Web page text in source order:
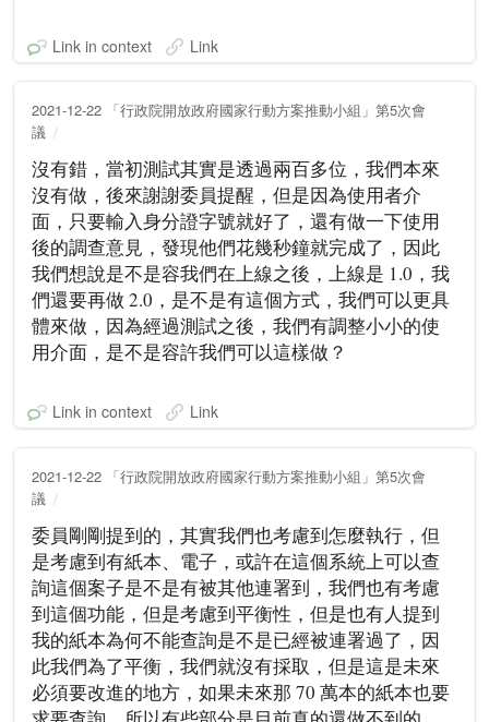
Link in context Link
2021-12-22 「行政院開放政府國家行動方案推動小組」第5次會
議
沒有錯，當初測試其實是透過兩百多位，我們本來
沒有做，後來謝謝委員提醒，但是因為使用者介
面，只要輸入身分證字號就好了，還有做一下使用
後的調查意見，發現他們花幾秒鐘就完成了，因此
我們想說是不是容我們在上線之後，上線是 1.0，我
們還要再做 2.0，是不是有這個方式，我們可以更具
體來做，因為經過測試之後，我們有調整小小的使
用介面，是不是容許我們可以這樣做？
Link in context Link
2021-12-22 「行政院開放政府國家行動方案推動小組」第5次會
議
委員剛剛提到的，其實我們也考慮到怎麼執行，但
是考慮到有紙本、電子，或許在這個系統上可以查
詢這個案子是不是有被其他連署到，我們也有考慮
到這個功能，但是考慮到平衡性，但是也有人提到
我的紙本為何不能查詢是不是已經被連署過了，因
此我們為了平衡，我們就沒有採取，但是這是未來
必須要改進的地方，如果未來那 70 萬本的紙本也要